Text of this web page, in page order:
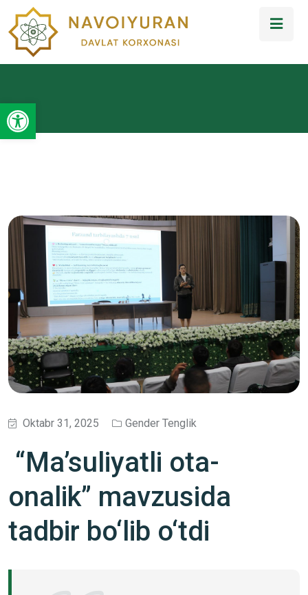
Open toolbar
Oktabr 31, 2025 Gender Tenglik
“Ma’suliyatli ota-
onalik” mavzusida
tadbir bo‘lib o‘tdi